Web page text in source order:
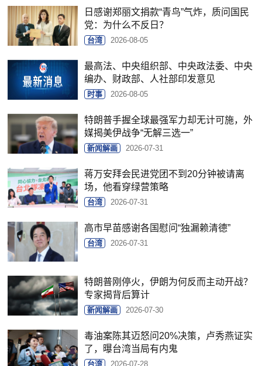
日感谢郑丽文捐款“青鸟”气炸，质问国民
党：为什么不反日？
台湾 2026-08-05
最高法、中央组织部、中央政法委、中央
编办、财政部、人社部印发意见
时事 2026-08-05
特朗普手握全球最强军力却无计可施，外
媒揭美伊战争“无解三选一”
新闻解画 2026-07-31
蒋万安拜会民进党团不到20分钟被请离
场，他看穿绿营策略
台湾 2026-07-31
高市早苗感谢各国慰问“独漏赖清德”
台湾 2026-07-31
特朗普刚停火，伊朗为何反而主动开战？
专家揭背后算计
新闻解画 2026-07-30
毒油案陈其迈怒问20%决策，卢秀燕证实
了，曝台湾当局有内鬼
台湾 2026-07-28